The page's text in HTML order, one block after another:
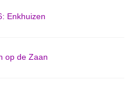
Enkhuizen
op de Zaan